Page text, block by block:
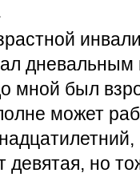
дневальным
мной был
может
девятая, но